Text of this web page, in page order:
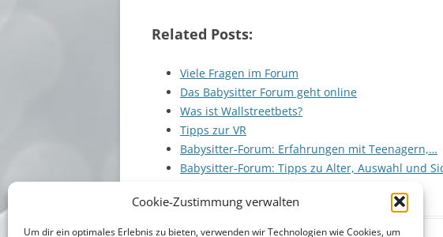
Cookie-Zustimmung verwalten
Um dir ein optimales Erlebnis zu bieten, verwenden wir Technologien wie Cookies, um
Related Posts:
Viele Fragen im Forum
Das Babysitter Forum geht online
Was ist Wallstreetbets?
Tipps zur VR
Babysitter-Forum: Erfahrungen mit Teenagern,…
Babysitter-Forum: Tipps zu Alter, Auswahl und